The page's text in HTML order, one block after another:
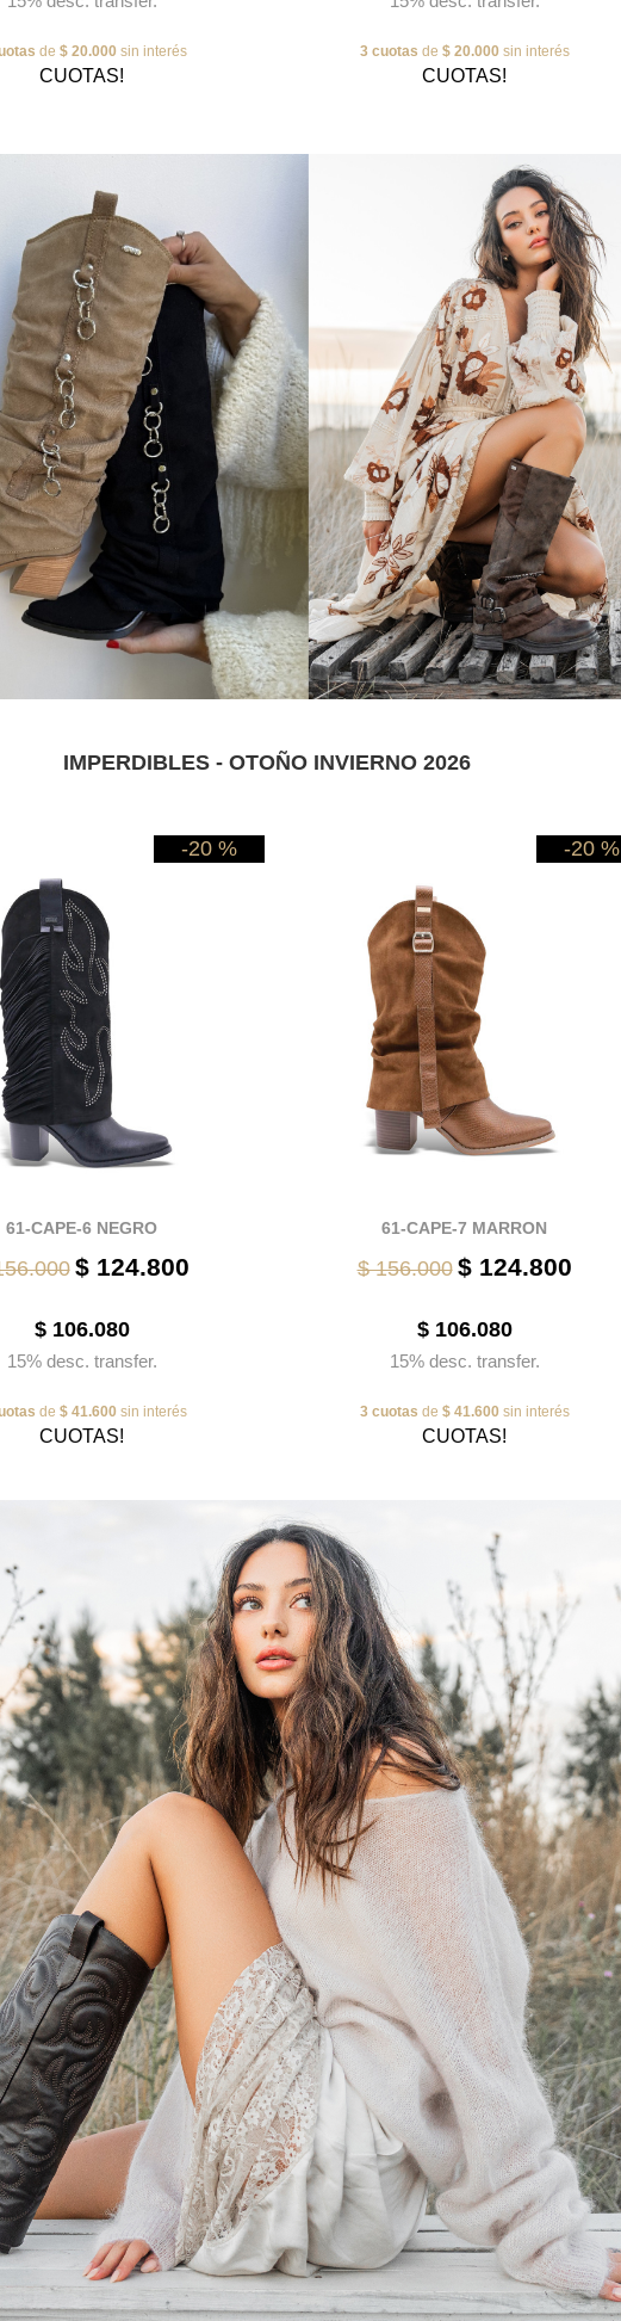
de $ 20.000 sin interés
CUOTAS!
3 cuotas de $ 20.000 sin interés
CUOTAS!
IMPERDIBLES - OTOÑO INVIERNO 2026
-20 %
61-CAPE-6 NEGRO
$ 124.800
$ 106.080
15% desc. transfer.
de $ 41.600 sin interés
CUOTAS!
-20 %
61-CAPE-7 MARRON
$ 156.000 $ 124.800
$ 106.080
15% desc. transfer.
3 cuotas de $ 41.600 sin interés
CUOTAS!